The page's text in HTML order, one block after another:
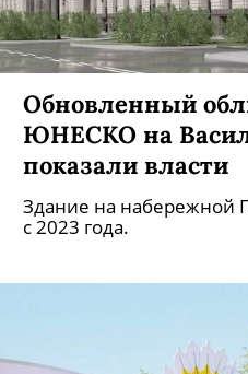
Обновленный
ЮНЕСКО на
показали власти
Здание на набережной
с 2023 года.